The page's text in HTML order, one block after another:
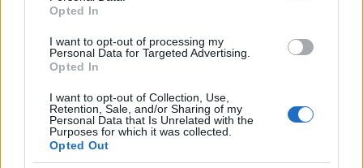
grant or deny consent to Google and its third-party tags to
consent section.
Opted In
I want to opt-out of processing my
Personal Data for Targeted Advertising.
Opted In
I want to opt-out of Collection, Use,
Retention, Sale, and/or Sharing of my
Personal Data that Is Unrelated with the
Purposes for which it was collected.
Opted Out
Dizionario dei Sogni – F
Dizionario dei Sogni – G
Dizionario dei Sogni – I
Dizionario dei Sogni – J
Dizionario dei Sogni – L
Dizionario dei Sogni – M